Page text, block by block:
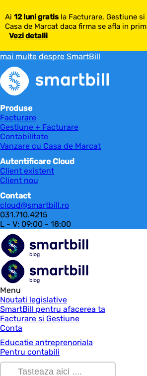
Ai 12 luni gratis la Facturare, Gestiune
Casa de Marcat daca firma se afla in
Vezi detalii
mai multe despre SmartBill
Produse
Facturare
Gestiune + Facturare
Contabilitate
Vanzare cu Casa de Marcat
Autentificare Cloud
Client existent
Client nou
Contact
cloud@smartbill.ro
031.710.4215
L - V: 09:00 - 18:00
Menu
Noutati legislative
SmartBill pentru afacerea ta
Facturare si Gestiune
Conta
Educatie antreprenoriala
Pentru contabili